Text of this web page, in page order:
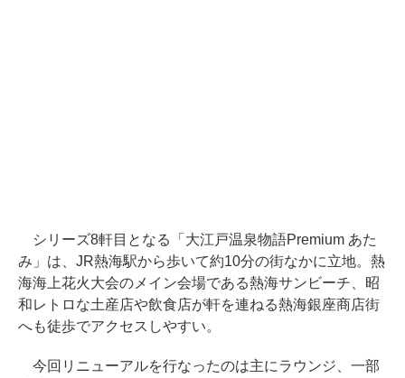
シリーズ8軒目となる「大江戸温泉物語Premium あた
み」は、JR熱海駅から歩いて約10分の街なかに立地。熱
海海上花火大会のメイン会場である熱海サンビーチ、昭
和レトロな土産店や飲食店が軒を連ねる熱海銀座商店街
へも徒歩でアクセスしやすい。
今回リニューアルを行なったのは主にラウンジ、一部